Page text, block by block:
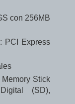
con 256MB
PCI Express
Stick
(SD),